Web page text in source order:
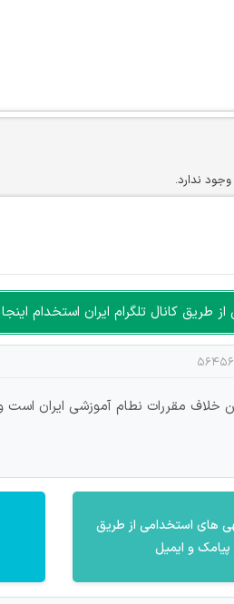
ندارد.
کانال تلگرام ایران استخدام
خلاف مقررات نطام آموزشی ایران
های استخدامی از طریق
پیامک و ایمیل